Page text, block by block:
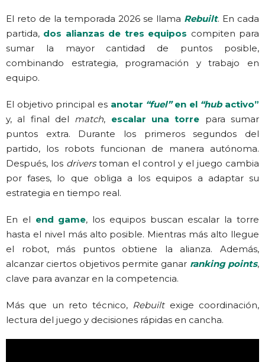
El reto de la temporada 2026 se llama Rebuilt. En cada
partida, dos alianzas de tres equipos compiten para
sumar la mayor cantidad de puntos posible,
combinando estrategia, programación y trabajo en
equipo.
El objetivo principal es anotar “fuel”en el “hubactivo”
y, al final del match, escalar una torre para sumar
puntos extra. Durante los primeros segundos del
partido, los robots funcionan de manera autónoma.
Después, los driverstoman el control y el juego cambia
por fases, lo que obliga a los equipos a adaptar su
estrategia en tiempo real.
En el end game, los equipos buscan escalar la torre
hasta el nivel más alto posible. Mientras más alto llegue
el robot, más puntos obtiene la alianza. Además,
alcanzar ciertos objetivos permite ganar ranking points,
clave para avanzar en la competencia.
Más que un reto técnico, Rebuiltexige coordinación,
lectura del juego y decisiones rápidas en cancha.